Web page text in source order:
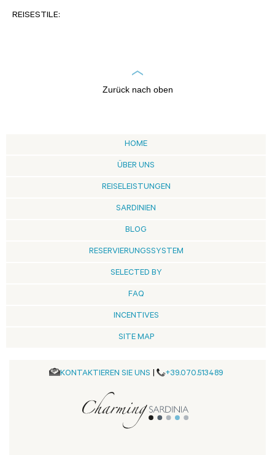
REISESTILE:
Zurück nach oben
HOME
ÜBER UNS
REISELEISTUNGEN
SARDINIEN
BLOG
RESERVIERUNGSSYSTEM
SELECTED BY
FAQ
INCENTIVES
SITE MAP
KONTAKTIEREN SIE UNS | +39.070.513489